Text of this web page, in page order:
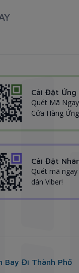
Cài Đặt Ứng
Quét Mã
Cửa Hàng
Cài Đặt
Quét mã
dán Viber!
Bay Đi Thành Phố